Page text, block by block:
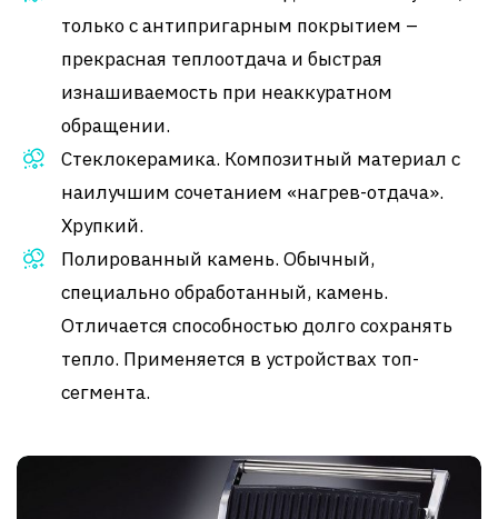
только с антипригарным покрытием –
прекрасная теплоотдача и быстрая
изнашиваемость при неаккуратном
обращении.
Стеклокерамика. Композитный материал с
наилучшим сочетанием «нагрев-отдача».
Хрупкий.
Полированный камень. Обычный,
специально обработанный, камень.
Отличается способностью долго сохранять
тепло. Применяется в устройствах топ-
сегмента.